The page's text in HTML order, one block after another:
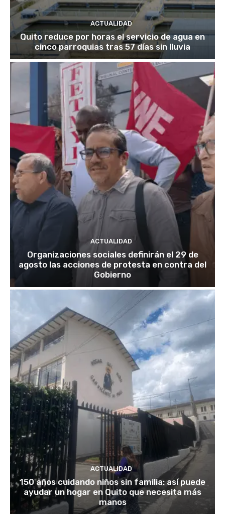
ACTUALIDAD
Quito reduce por horas el servicio de agua en
cinco parroquias tras 57 días sin lluvia
ACTUALIDAD
Organizaciones sociales definirán el 29 de
agosto las acciones de protesta en contra del
Gobierno
ACTUALIDAD
150 años cuidando niños sin familia: así puede
ayudar un hogar en Quito que necesita más
manos